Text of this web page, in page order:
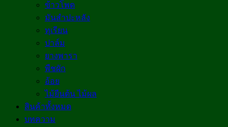
ข้าวโพด
มันสำปะหลัง
ทุเรียน
ปาล์ม
ยางพารา
พืชผัก
อ้อย
ไม้ยืนต้น ไม้ผล
สินค้าทั้งหมด
บทความ